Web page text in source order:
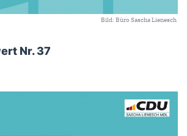
Bild: Büro Sascha Lienesch
Nr. 37